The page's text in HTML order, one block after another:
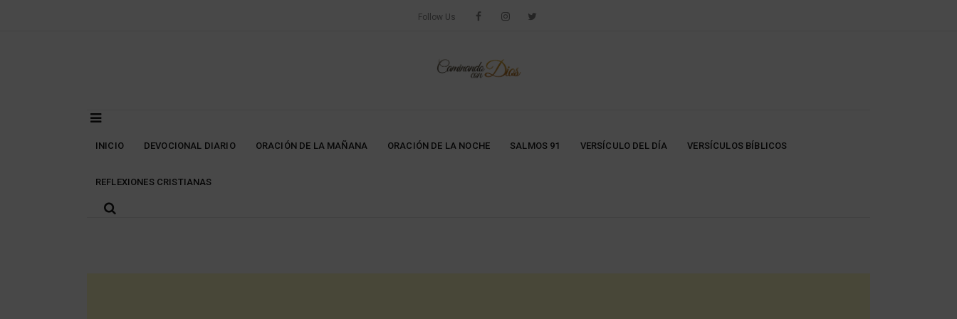
Follow Us
INICIO DEVOCIONAL DIARIO ORACIÓN DE LA MAÑANA ORACIÓN DE LA NOCHE SALMOS 91 VERSÍCULO DEL DÍA VERSÍCULOS BÍBLICOS
REFLEXIONES CRISTIANAS